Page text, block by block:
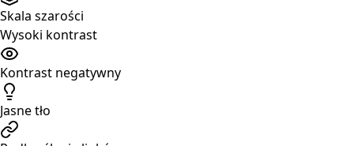
Skala szarości
Wysoki kontrast
Kontrast negatywny
Jasne tło